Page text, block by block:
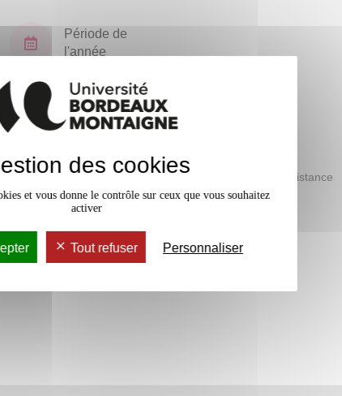
Période de
l'année
Accessible à distance
des cookies
et vous donne le contrôle sur ceux que vous souhaitez
activer
Tout refuser Personnaliser